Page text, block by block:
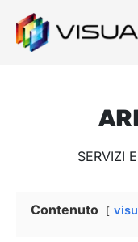
SERVIZI
Contenuto